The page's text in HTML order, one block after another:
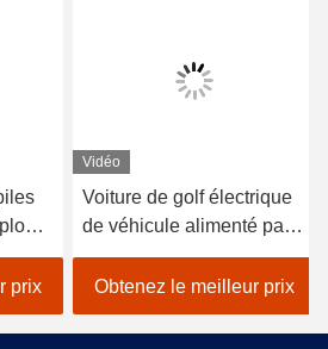
prix
Vidéo
Voiture de golf électrique
de véhicule alimenté par
batterie au lithium 48V
EXCAR A1S6 + 2 blanc
Obtenez le meilleur prix